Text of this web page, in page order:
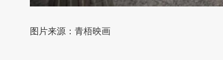
图片来源：青梧映画